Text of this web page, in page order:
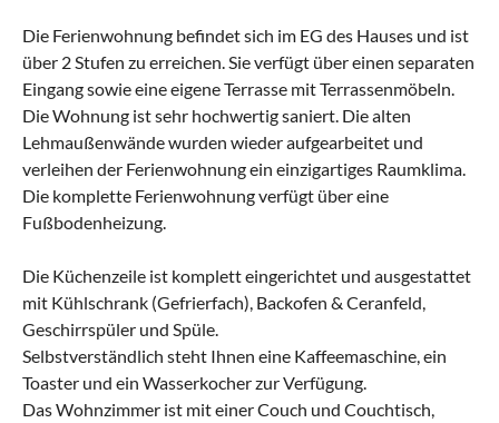
Die Ferienwohnung befindet sich im EG des Hauses und ist
über 2 Stufen zu erreichen. Sie verfügt über einen separaten
Eingang sowie eine eigene Terrasse mit Terrassenmöbeln.
Die Wohnung ist sehr hochwertig saniert. Die alten
Lehmaußenwände wurden wieder aufgearbeitet und
verleihen der Ferienwohnung ein einzigartiges Raumklima.
Die komplette Ferienwohnung verfügt über eine
Fußbodenheizung.
Die Küchenzeile ist komplett eingerichtet und ausgestattet
mit Kühlschrank (Gefrierfach), Backofen & Ceranfeld,
Geschirrspüler und Spüle.
Selbstverständlich steht Ihnen eine Kaffeemaschine, ein
Toaster und ein Wasserkocher zur Verfügung.
Das Wohnzimmer ist mit einer Couch und Couchtisch,